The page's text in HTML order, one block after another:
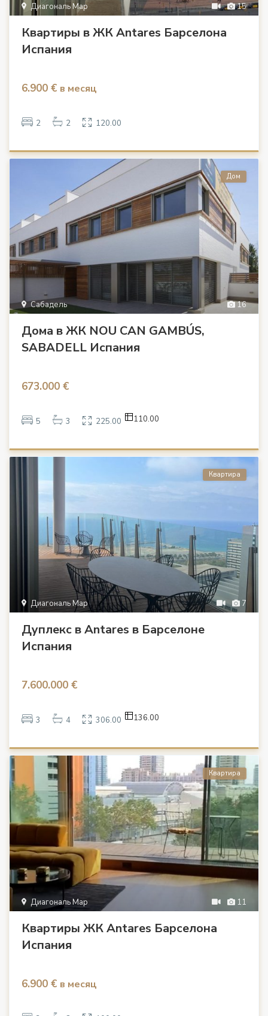
15
Диагональ Мар
Квартиры в ЖК Antares Барселона
Испания
6.900 € в месяц
2 2 120.00
16
Сабадель
Дом
Дома в ЖК NOU CAN GAMBÚS,
SABADELL Испания
673.000 €
5 3 225.00 110.00
7
Диагональ Мар
Квартира
Дуплекс в Antares в Барселоне
Испания
7.600.000 €
3 4 306.00 136.00
11
Диагональ Мар
Квартира
Квартиры ЖК Antares Барселона
Испания
6.900 € в месяц